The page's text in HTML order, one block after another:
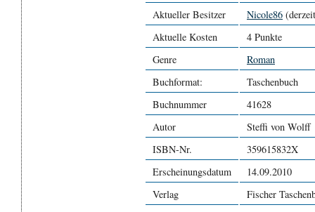
Aktueller Besitzer
Nicole86
Aktuelle Kosten
4 Punkte
Genre
Roman
Buchformat:
Taschenbuch
Buchnummer
41628
Autor
Steffi von Wolff
ISBN-Nr.
359615832X
Erscheinungsdatum
14.09.2010
Verlag
Fischer